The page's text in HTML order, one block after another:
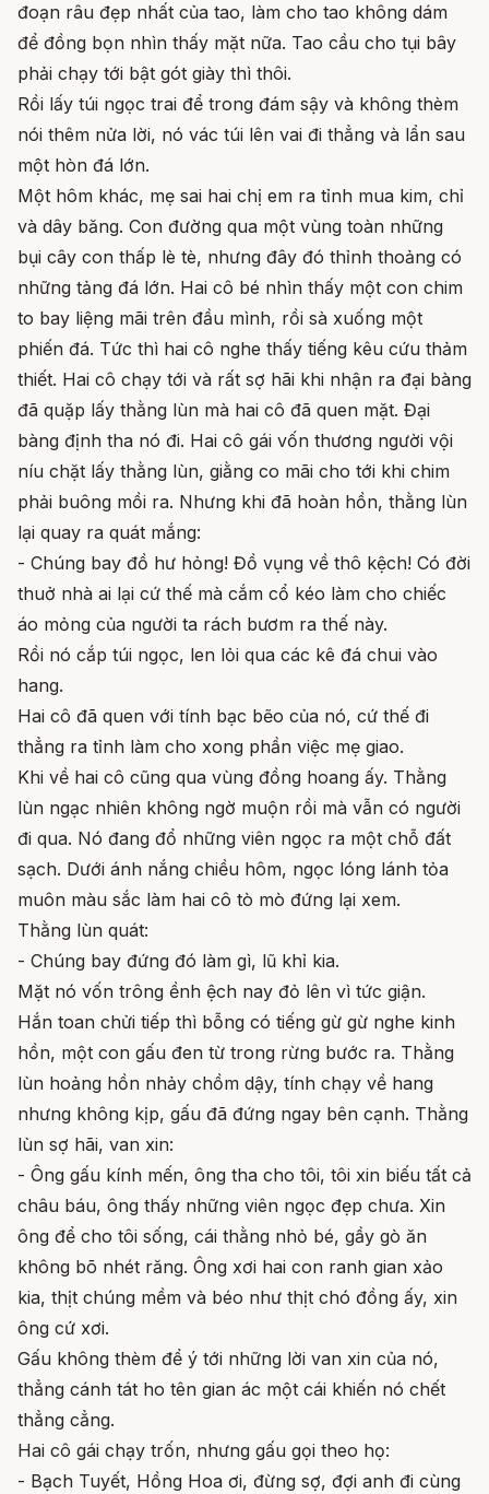
đoạn râu đẹp nhất của tao, làm cho tao không dám
để đồng bọn nhìn thấy mặt nữa. Tao cầu cho tụi bây
phải chạy tới bật gót giày thì thôi.
Rồi lấy túi ngọc trai để trong đám sậy và không thèm
nói thêm nửa lời, nó vác túi lên vai đi thẳng và lẩn sau
một hòn đá lớn.
Một hôm khác, mẹ sai hai chị em ra tỉnh mua kim, chỉ
và dây băng. Con đường qua một vùng toàn những
bụi cây con thấp lè tè, nhưng đây đó thỉnh thoảng có
những tảng đá lớn. Hai cô bé nhìn thấy một con chim
to bay liệng mãi trên đầu mình, rồi sà xuống một
phiến đá. Tức thì hai cô nghe thấy tiếng kêu cứu thảm
thiết. Hai cô chạy tới và rất sợ hãi khi nhận ra đại bàng
đã quặp lấy thằng lùn mà hai cô đã quen mặt. Đại
bàng định tha nó đi. Hai cô gái vốn thương người vội
níu chặt lấy thằng lùn, giằng co mãi cho tới khi chim
phải buông mồi ra. Nhưng khi đã hoàn hồn, thằng lùn
lại quay ra quát mắng:
- Chúng bay đồ hư hỏng! Đồ vụng về thô kệch! Có đời
thuở nhà ai lại cứ thế mà cắm cổ kéo làm cho chiếc
áo mỏng của người ta rách bươm ra thế này.
Rồi nó cắp túi ngọc, len lỏi qua các kê đá chui vào
hang.
Hai cô đã quen với tính bạc bẽo của nó, cứ thế đi
thẳng ra tỉnh làm cho xong phần việc mẹ giao.
Khi về hai cô cũng qua vùng đồng hoang ấy. Thằng
lùn ngạc nhiên không ngờ muộn rồi mà vẫn có người
đi qua. Nó đang đổ những viên ngọc ra một chỗ đất
sạch. Dưới ánh nắng chiều hôm, ngọc lóng lánh tỏa
muôn màu sắc làm hai cô tò mò đứng lại xem.
Thằng lùn quát:
- Chúng bay đứng đó làm gì, lũ khỉ kia.
Mặt nó vốn trông ềnh ệch nay đỏ lên vì tức giận.
Hắn toan chửi tiếp thì bỗng có tiếng gừ gừ nghe kinh
hồn, một con gấu đen từ trong rừng bước ra. Thằng
lùn hoảng hồn nhảy chồm dậy, tính chạy về hang
nhưng không kịp, gấu đã đứng ngay bên cạnh. Thằng
lùn sợ hãi, van xin:
- Ông gấu kính mến, ông tha cho tôi, tôi xin biếu tất cả
châu báu, ông thấy những viên ngọc đẹp chưa. Xin
ông để cho tôi sống, cái thằng nhỏ bé, gầy gò ăn
không bõ nhét răng. Ông xơi hai con ranh gian xảo
kia, thịt chúng mềm và béo như thịt chó đồng ấy, xin
ông cứ xơi.
Gấu không thèm để ý tới những lời van xin của nó,
thẳng cánh tát ho tên gian ác một cái khiến nó chết
thẳng cẳng.
Hai cô gái chạy trốn, nhưng gấu gọi theo họ:
- Bạch Tuyết, Hồng Hoa ơi, đừng sợ, đợi anh đi cùng